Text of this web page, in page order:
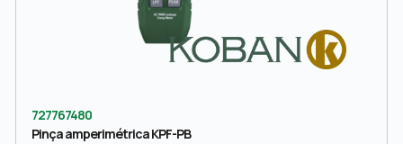
727767480
Pinça amperimétrica KPF-PB